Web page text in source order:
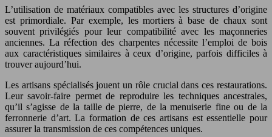
L’utilisation de matériaux compatibles avec les structures d’origine
est primordiale. Par exemple, les mortiers à base de chaux sont
souvent privilégiés pour leur compatibilité avec les maçonneries
anciennes. La réfection des charpentes nécessite l’emploi de bois
aux caractéristiques similaires à ceux d’origine, parfois difficiles à
trouver aujourd’hui.
Les artisans spécialisés jouent un rôle crucial dans ces restaurations.
Leur savoir-faire permet de reproduire les techniques ancestrales,
qu’il s’agisse de la taille de pierre, de la menuiserie fine ou de la
ferronnerie d’art. La formation de ces artisans est essentielle pour
assurer la transmission de ces compétences uniques.